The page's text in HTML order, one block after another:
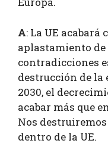
A: La UE
aplastamiento de
contradicciones
destrucción de la
2030, el
acabar más que
Nos
dentro de la UE.